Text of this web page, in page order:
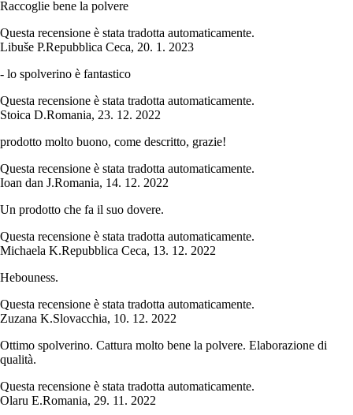
Raccoglie bene la polvere
Questa recensione è stata tradotta automaticamente.
Libuše P.Repubblica Ceca, 20. 1. 2023
- lo spolverino è fantastico
Questa recensione è stata tradotta automaticamente.
Stoica D.Romania, 23. 12. 2022
prodotto molto buono, come descritto, grazie!
Questa recensione è stata tradotta automaticamente.
Ioan dan J.Romania, 14. 12. 2022
Un prodotto che fa il suo dovere.
Questa recensione è stata tradotta automaticamente.
Michaela K.Repubblica Ceca, 13. 12. 2022
Hebouness.
Questa recensione è stata tradotta automaticamente.
Zuzana K.Slovacchia, 10. 12. 2022
Ottimo spolverino. Cattura molto bene la polvere. Elaborazione di
qualità.
Questa recensione è stata tradotta automaticamente.
Olaru E.Romania, 29. 11. 2022